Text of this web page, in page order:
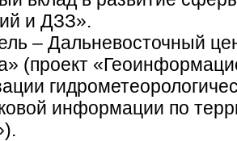
и ДЗЗ».
– Дальневосточный
(проект
информации по